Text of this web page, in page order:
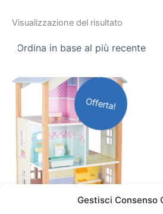
Gestisci Consenso
Visualizzazione del risultato
Offerta!
Il
prezzo
originale
era:
145,00€.
Il
prezzo
attuale
130,00€.